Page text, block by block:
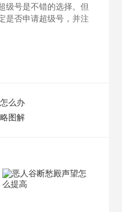
级号是不错的选择。但
是否申请超级号，并注
么办
图解